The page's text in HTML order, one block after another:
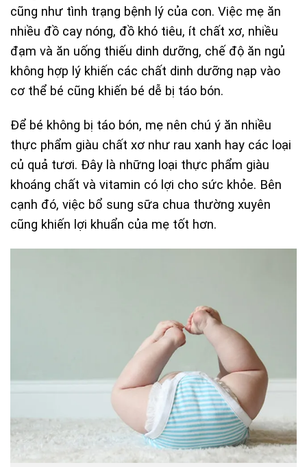
cũng như tình trạng bệnh lý của con. Việc mẹ ăn
nhiều đồ cay nóng, đồ khó tiêu, ít chất xơ, nhiều
đạm và ăn uống thiếu dinh dưỡng, chế độ ăn ngủ
không hợp lý khiến các chất dinh dưỡng nạp vào
cơ thể bé cũng khiến bé dễ bị táo bón.
Để bé không bị táo bón, mẹ nên chú ý ăn nhiều
thực phẩm giàu chất xơ như rau xanh hay các loại
củ quả tươi. Đây là những loại thực phẩm giàu
khoáng chất và vitamin có lợi cho sức khỏe. Bên
cạnh đó, việc bổ sung sữa chua thường xuyên
cũng khiến lợi khuẩn của mẹ tốt hơn.